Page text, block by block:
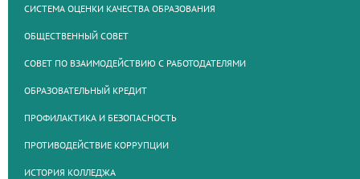
СИСТЕМА ОЦЕНКИ КАЧЕСТВА ОБРАЗОВАНИЯ
ОБЩЕСТВЕННЫЙ СОВЕТ
СОВЕТ ПО ВЗАИМОДЕЙСТВИЮ С РАБОТОДАТЕЛЯМИ
ОБРАЗОВАТЕЛЬНЫЙ КРЕДИТ
ПРОФИЛАКТИКА И БЕЗОПАСНОСТЬ
ПРОТИВОДЕЙСТВИЕ КОРРУПЦИИ
ИСТОРИЯ КОЛЛЕДЖА